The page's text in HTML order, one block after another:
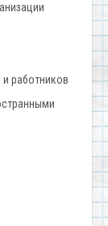
работников